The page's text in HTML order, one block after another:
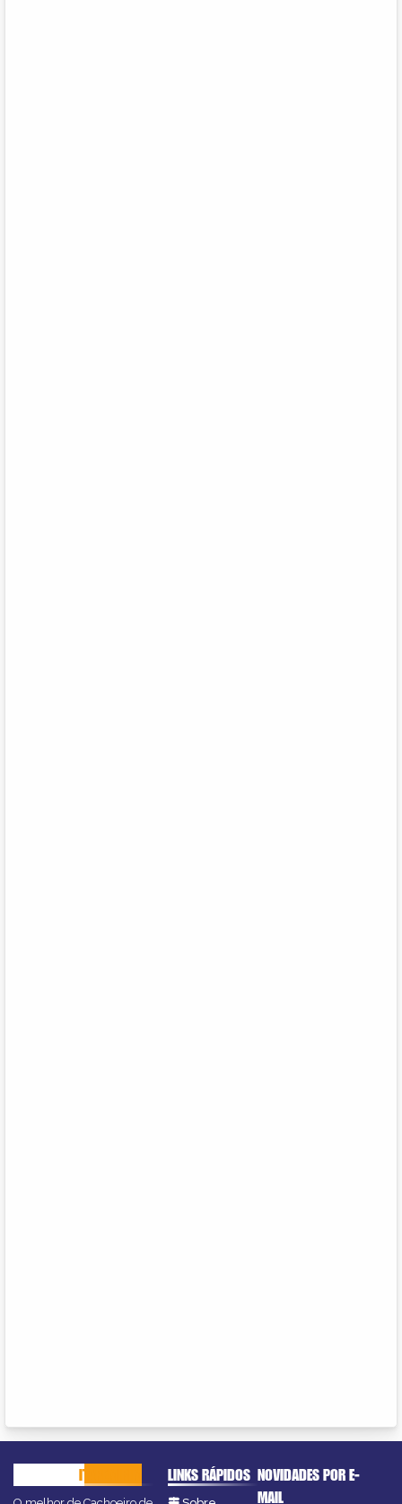
ITAPEMIRIM LINKS RÁPIDOS NOVIDADES POR E-
MAIL